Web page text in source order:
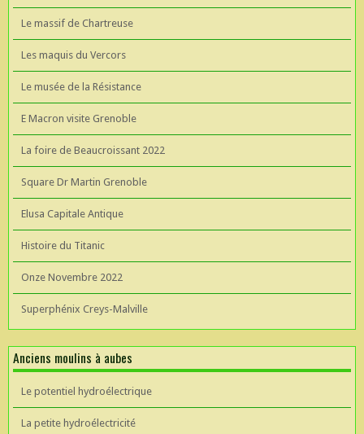
Le massif de Chartreuse
Les maquis du Vercors
Le musée de la Résistance
E Macron visite Grenoble
La foire de Beaucroissant 2022
Square Dr Martin Grenoble
Elusa Capitale Antique
Histoire du Titanic
Onze Novembre 2022
Superphénix Creys-Malville
Anciens moulins à aubes
Le potentiel hydroélectrique
La petite hydroélectricité